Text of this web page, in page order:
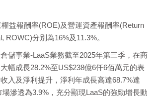
益報酬率(ROE)及營運資產報酬率(Return
ROWC)分別為16%及11.3%。
儲事業-LaaS業務截至2025年第三季，在商
幅成長28.2%至US$238億6仟6佰萬元的表
入及淨利提升，淨利年成長高達68.7%達
滲透為3.9%，充分顯現LaaS的強勁增長動